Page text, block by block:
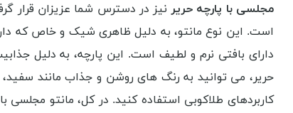
مجلسی با پارچه حریر نیز در دسترس شما عزیزان قرار
است. این نوع مانتو، به دلیل ظاهری شیک و خاص که
دارای بافتی نرم و لطیف است. این پارچه، به دلیل
حریر، می توانید به رنگ های روشن و جذاب مانند
کاربردهای طلاکوبی استفاده کنید. در کل، مانتو